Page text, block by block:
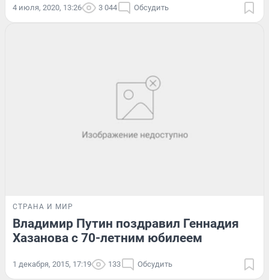
4 июля, 2020, 13:26 3 044 Обсудить
СТРАНА И МИР
Владимир Путин поздравил Геннадия
Хазанова с 70-летним юбилеем
1 декабря, 2015, 17:19 133 Обсудить